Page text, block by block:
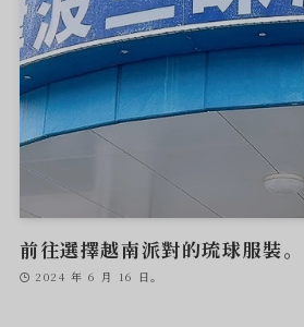
前往選擇越南派對的琉球服裝。
2024 年 6 月 16 日。